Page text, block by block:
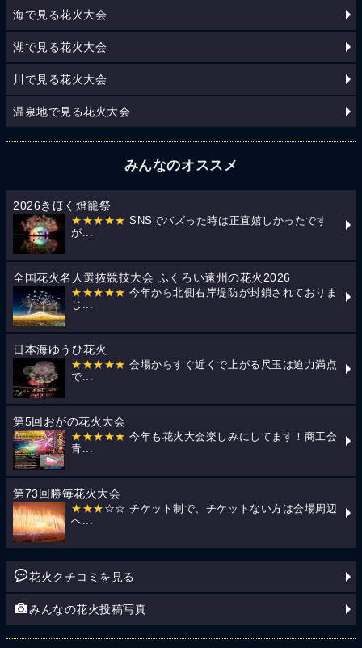
海で見る花火大会
湖で見る花火大会
川で見る花火大会
温泉地で見る花火大会
みんなのオススメ
2026きほく燈籠祭
★★★★★ SNSでバズった時は正直嬉しかったです
が...
全国花火名人選抜競技大会 ふくろい遠州の花火2026
★★★★★ 今年から北側右岸堤防が封鎖されておりま
じ...
日本海ゆうひ花火
★★★★★ 会場からすぐ近くで上がる尺玉は迫力満点
で...
第5回おがの花火大会
★★★★★ 今年も花火大会楽しみにしてます！商工会
青...
第73回勝毎花火大会
★★★ ☆☆ チケット制で、チケットない方は会場周辺
へ...
花火クチコミを見る
みんなの花火投稿写真